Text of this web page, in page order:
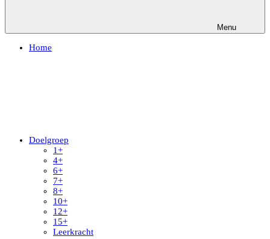
Menu
Home
Doelgroep
1+
4+
6+
7+
8+
10+
12+
15+
Leerkracht